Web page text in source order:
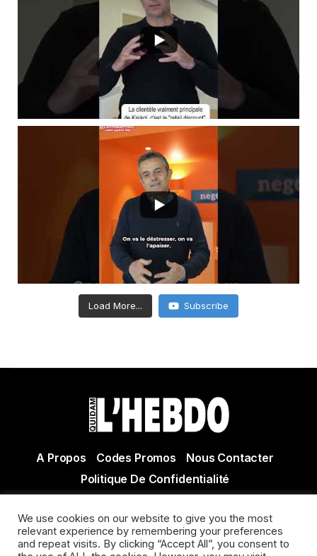
Load More... Subscribe
A Propos Codes Promos
Nous Contacter
Politique De Confidentialité
Actualité Agen - Actualité en lot et Garonne - Actualité
Villeneuve sur Lot
We use cookies on our website to give you the most
relevant experience by remembering your preferences
and repeat visits. By clicking “Accept All”, you consent to